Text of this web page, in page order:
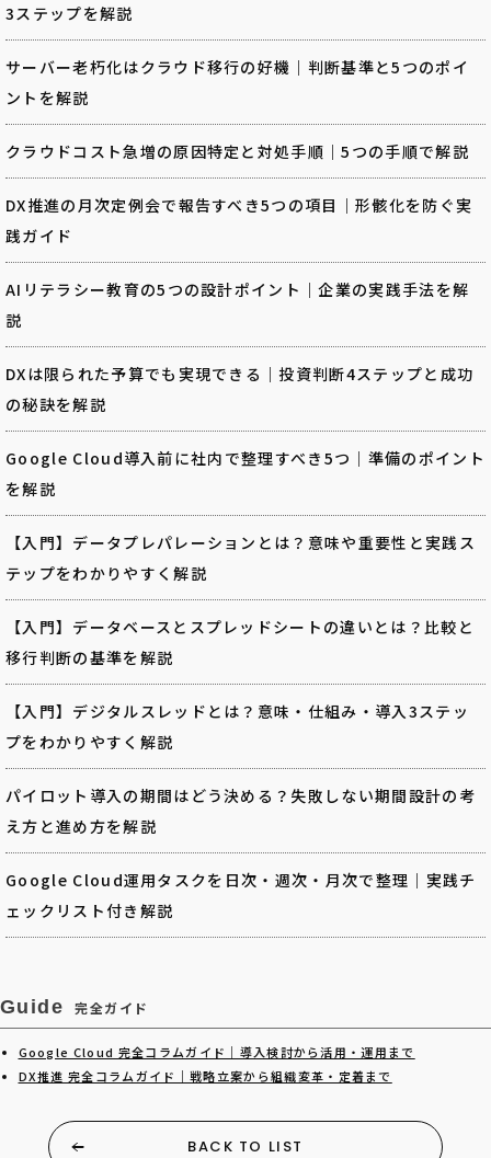
3ステップを解説
サーバー老朽化はクラウド移行の好機｜判断基準と5つのポイ
ントを解説
クラウドコスト急増の原因特定と対処手順｜5つの手順で解説
DX推進の月次定例会で報告すべき5つの項目｜形骸化を防ぐ実
践ガイド
AIリテラシー教育の5つの設計ポイント｜企業の実践手法を解
説
DXは限られた予算でも実現できる｜投資判断4ステップと成功
の秘訣を解説
Google Cloud導入前に社内で整理すべき5つ｜準備のポイント
を解説
【入門】データプレパレーションとは？意味や重要性と実践ス
テップをわかりやすく解説
【入門】データベースとスプレッドシートの違いとは？比較と
移行判断の基準を解説
【入門】デジタルスレッドとは？意味・仕組み・導入3ステッ
プをわかりやすく解説
パイロット導入の期間はどう決める？失敗しない期間設計の考
え方と進め方を解説
Google Cloud運用タスクを日次・週次・月次で整理｜実践チ
ェックリスト付き解説
Guide 完全ガイド
Google Cloud 完全コラムガイド｜導入検討から活用・運用まで
DX推進 完全コラムガイド｜戦略立案から組織変革・定着まで
BACK TO LIST